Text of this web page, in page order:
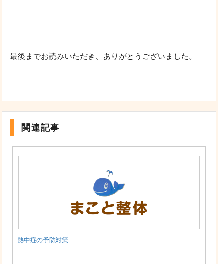
最後までお読みいただき、ありがとうございました。
関連記事
熱中症の予防対策